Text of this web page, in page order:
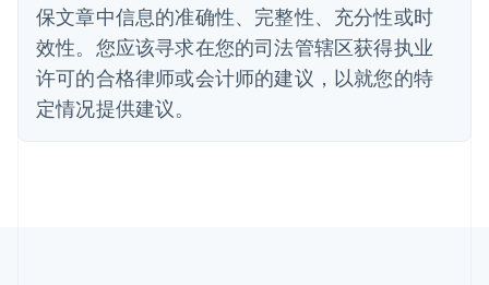
保文章中信息的准确性、完整性、充分性或时
效性。您应该寻求在您的司法管辖区获得执业
许可的合格律师或会计师的建议，以就您的特
定情况提供建议。
DeutschEnglish
法国
FrançaisEnglish
芬兰
EnglishSvenska